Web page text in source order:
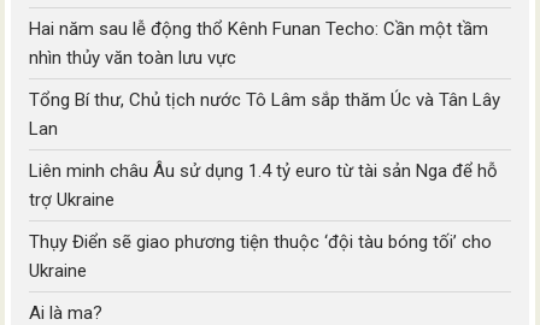
Hai năm sau lễ động thổ Kênh Funan Techo: Cần một tầm
nhìn thủy văn toàn lưu vực
Tổng Bí thư, Chủ tịch nước Tô Lâm sắp thăm Úc và Tân Lây
Lan
Liên minh châu Âu sử dụng 1.4 tỷ euro từ tài sản Nga để hỗ
trợ Ukraine
Thụy Điển sẽ giao phương tiện thuộc ‘đội tàu bóng tối’ cho
Ukraine
Ai là ma?